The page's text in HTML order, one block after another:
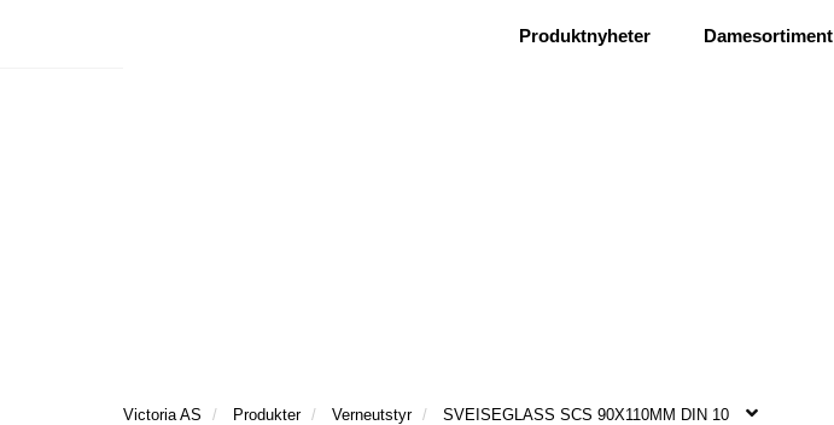
Ønsker besøk| Ris og ros
Produktnyheter Damesortiment
Victoria AS Produkter Verneutstyr SVEISEGLASS SCS 90X110MM DIN 10